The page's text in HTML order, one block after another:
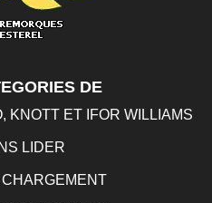
DE
KNOTT ET IFOR WILLIAMS
LIDER